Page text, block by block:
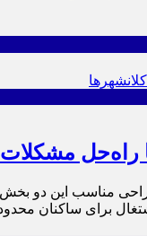
راه‌حل
طراحی مناسب این
برای ساکنان